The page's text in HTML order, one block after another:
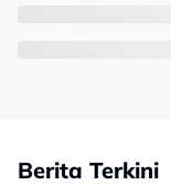
Berita Terkini